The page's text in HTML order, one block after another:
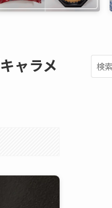
ャラメ